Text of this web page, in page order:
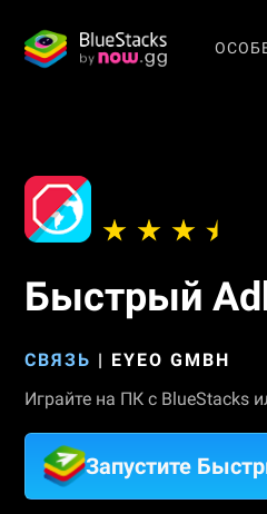
Быстрый
СВЯЗЬ | EYEO GMBH
Играйте на ПК с BlueStacks
Запустите